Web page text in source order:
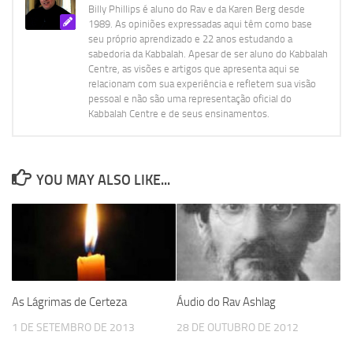
Billy Phillips é aluno do Rav e da Karen Berg desde
1989. As opiniões expressadas aqui têm como base
seu próprio aprendizado e 22 anos estudando a
sabedoria da Kabbalah. Apesar de ser aluno do Kabbalah
Centre, as visões e artigos que apresenta aqui se
relacionam com sua experiência e refletem sua visão
pessoal e não são uma representação oficial do
Kabbalah Centre e de seus ensinamentos.
YOU MAY ALSO LIKE...
As Lágrimas de Certeza
1 DE SETEMBRO DE 2013
Áudio do Rav Ashlag
28 DE OUTUBRO DE 2012